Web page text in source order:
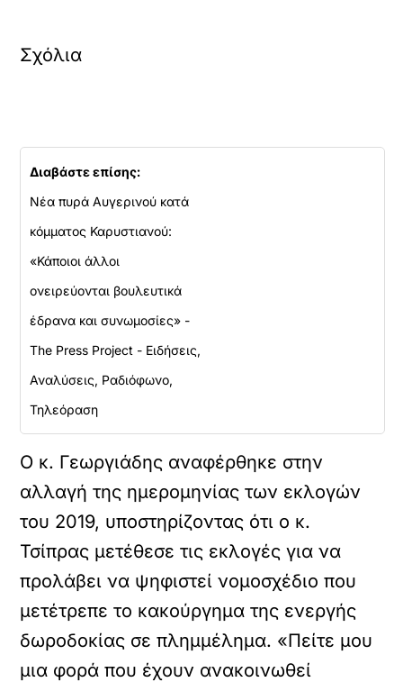
Σχόλια
Διαβάστε επίσης:
Νέα πυρά Αυγερινού κατά
κόμματος Καρυστιανού:
«Κάποιοι άλλοι
ονειρεύονται βουλευτικά
έδρανα και συνωμοσίες» -
The Press Project - Ειδήσεις,
Αναλύσεις, Ραδιόφωνο,
Τηλεόραση
Ο κ. Γεωργιάδης αναφέρθηκε στην
αλλαγή της ημερομηνίας των εκλογών
του 2019, υποστηρίζοντας ότι ο κ.
Τσίπρας μετέθεσε τις εκλογές για να
προλάβει να ψηφιστεί νομοσχέδιο που
μετέτρεπε το κακούργημα της ενεργής
δωροδοκίας σε πλημμέλημα. «Πείτε μου
μια φορά που έχουν ανακοινωθεί